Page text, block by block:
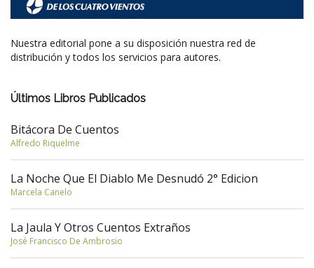
Nuestra editorial pone a su disposición nuestra red de
distribución y todos los servicios para autores.
Últimos Libros Publicados
Bitácora De Cuentos
Alfredo Riquelme
La Noche Que El Diablo Me Desnudó 2° Edicion
Marcela Canelo
La Jaula Y Otros Cuentos Extraños
José Francisco De Ambrosio